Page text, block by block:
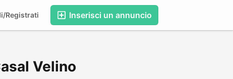
Inserisci un annuncio
Registrati
Velino